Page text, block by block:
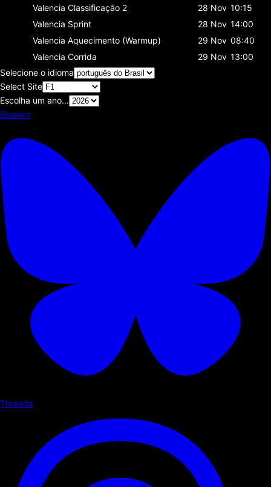
Valencia Classificaçāo 2 28 Nov 10:15
Valencia Sprint 28 Nov 14:00
Valencia Aquecimento (Warmup) 29 Nov 08:40
Valencia Corrida 29 Nov 13:00
Selecione o idioma
Select Site
Escolha um ano...
Bluesky
Threads